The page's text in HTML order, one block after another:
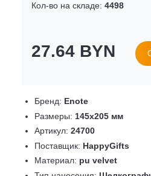
Кол-во на складе: 4498
27.64 BYN
Бренд: Enote
Размеры: 145х205 мм
Артикул: 24700
Поставщик: HappyGifts
Материал: pu velvet